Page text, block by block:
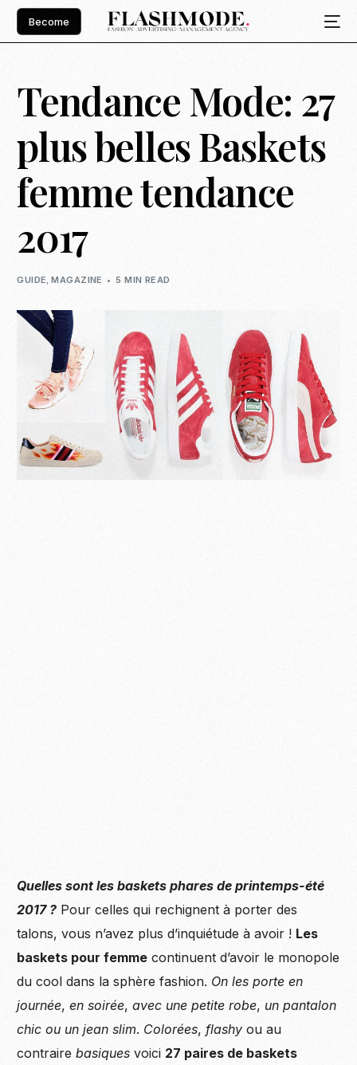
Become
Tendance Mode: 27
plus belles Baskets
femme tendance
2017
GUIDE,MAGAZINE 5 MIN READ
Quelles sont les baskets phares de printemps-été
2017 ? Pour celles qui rechignent à porter des
talons, vous n’avez plus d’inquiétude à avoir ! Les
baskets pour femme continuent d’avoir le monopole
du cool dans la sphère fashion. On les porte en
journée, en soirée,avec une petite robe, un pantalon
chic ou un jean slim. Colorées,flashyou au
contrairebasiques voici 27 paires de baskets